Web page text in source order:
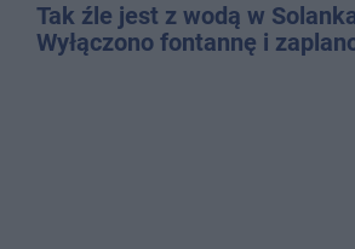
Tak źle jest z wodą w
Wyłączono fontannę i